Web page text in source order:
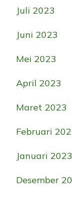
Juli 2023
Juni 2023
Mei 2023
April 2023
Maret 2023
Februari
Januari 2023
Desember